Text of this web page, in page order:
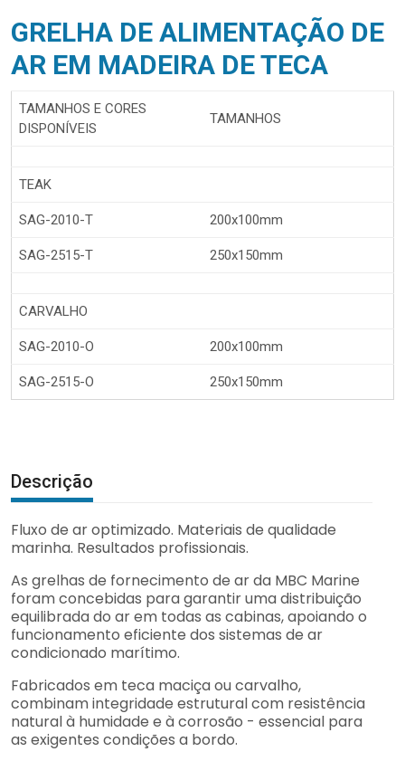
GRELHA DE ALIMENTAÇÃO DE
AR EM MADEIRA DE TECA
TAMANHOS E CORES
DISPONÍVEIS
TAMANHOS
TEAK
SAG-2010-T 200x100mm
SAG-2515-T 250x150mm
CARVALHO
SAG-2010-O 200x100mm
SAG-2515-O 250x150mm
Descrição
Fluxo de ar optimizado. Materiais de qualidade
marinha. Resultados profissionais.
As grelhas de fornecimento de ar da MBC Marine
foram concebidas para garantir uma distribuição
equilibrada do ar em todas as cabinas, apoiando o
funcionamento eficiente dos sistemas de ar
condicionado marítimo.
Fabricados em teca maciça ou carvalho,
combinam integridade estrutural com resistência
natural à humidade e à corrosão - essencial para
as exigentes condições a bordo.